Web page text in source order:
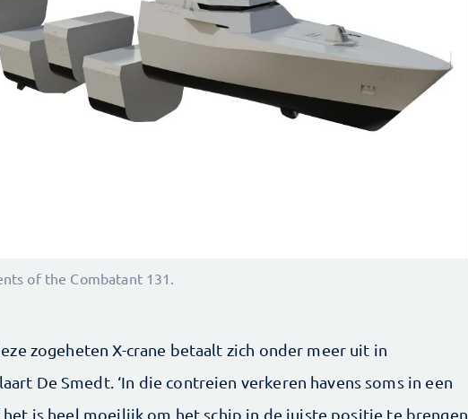
of the Combatant 131.
zogeheten X-crane betaalt zich onder meer uit in
De Smedt. ‘In die contreien verkeren havens soms in een
is heel moeilijk om het schip in de juiste positie te brengen